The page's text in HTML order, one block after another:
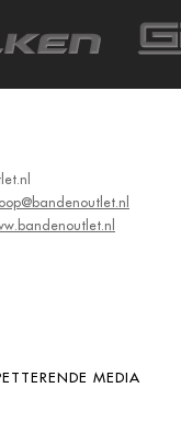
MEDIA